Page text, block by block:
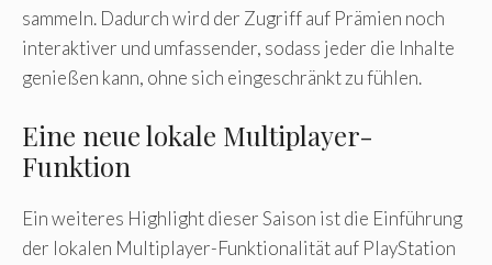
sammeln. Dadurch wird der Zugriff auf Prämien noch
interaktiver und umfassender, sodass jeder die Inhalte
genießen kann, ohne sich eingeschränkt zu fühlen.
Eine neue lokale Multiplayer-
Funktion
Ein weiteres Highlight dieser Saison ist die Einführung
der lokalen Multiplayer-Funktionalität auf PlayStation